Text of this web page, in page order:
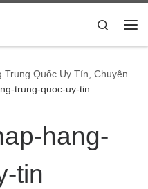
Search
Trung Quốc Uy Tín, Chuyên
trung-quoc-uy-tin
hang-
tin